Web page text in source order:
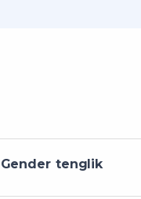
Gender tenglik